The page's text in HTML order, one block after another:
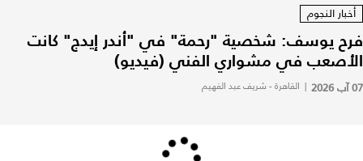
أخبار النجوم
فرح يوسف: شخصية "رحمة" في "أندر إيدج" كانت
الأصعب في مشواري الفني (فيديو)
07 آب 2026 | القاهرة - شريف عبد الفهيم